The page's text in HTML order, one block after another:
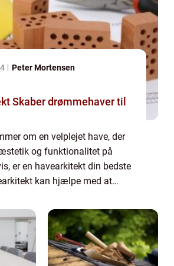
Peter Mortensen
til
om en velplejet have, der
og funktionalitet på
er en havearkitekt din bedste
kan hjælpe med at
fra dig. Men hvad inde...